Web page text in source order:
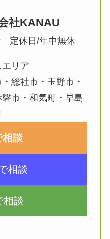
社KANAU
定休日/年中無休
リア
総社市・玉野市・
市・和気町・早島
相談
相談
相談